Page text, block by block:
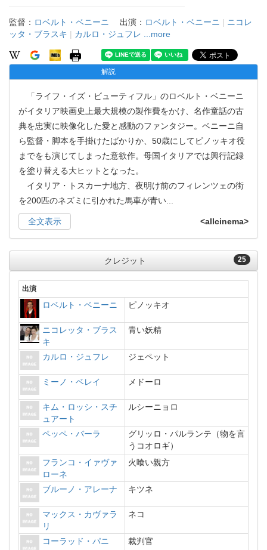
監督： ロベルト・ベニーニ 出演： ロベルト・ベニーニ | ニコレ
ッタ・ブラスキ | カルロ・ジュフレ ...more
解説
「ライフ・イズ・ビューティフル」のロベルト・ベニーニ
がイタリア映画史上最大規模の製作費をかけ、名作童話の古
典を忠実に映像化した愛と感動のファンタジー。ベニーニ自
ら監督・脚本を手掛けたばかりか、50歳にしてピノッキオ役
までをも演じてしまった意欲作。母国イタリアでは興行記録
を塗り替える大ヒットとなった。
イタリア・トスカーナ地方、夜明け前のフィレンツェの街
を200匹のネズミに引かれた馬車が青い
全文表示 <allcinema>
25
クレジット
出演
ロベルト・ベニーニ ピノッキオ
ニコレッタ・ブラス
キ
青い妖精
カルロ・ジュフレ ジェペット
ミーノ・ベレイ メドーロ
キム・ロッシ・スチ
ュアート
ルシーニョロ
ペッペ・バーラ
グリッロ・パルランテ（物を言
うコオロギ）
フランコ・イァヴァ
ローネ
火喰い親方
ブルーノ・アレーナ キツネ
マックス・カヴァラ
リ
ネコ
コーラッド・パニ 裁判官